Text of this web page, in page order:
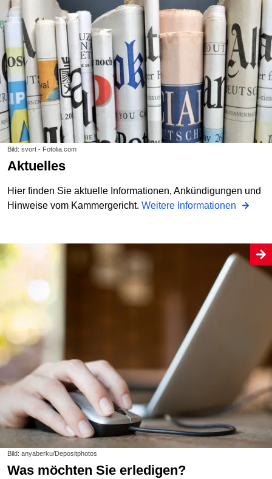
Bild: svort - Fotolia.com
Aktuelles
Hier finden Sie aktuelle Informationen, Ankündigungen und
Hinweise vom Kammergericht. Weitere Informationen
Bild: anyaberku/Depositphotos
Was möchten Sie erledigen?